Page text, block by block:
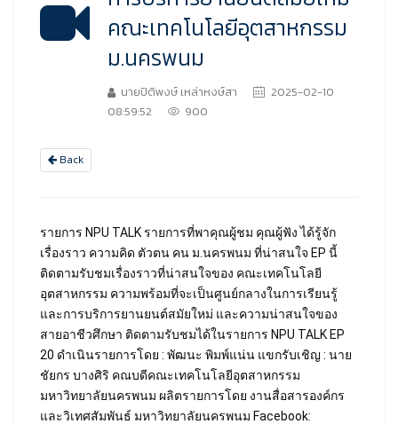
คณะเทคโนโลยีอุตสาหกรรม
ม.นครพนม
นายปิติพงษ์ เหล่าหงษ์สา
2025-02-10
08:59:52
900
Back
รายการ NPU TALK รายการที่พาคุณผู้ชม คุณผู้ฟัง ได้รู้จัก
เรื่องราว ความคิด ตัวตน คน ม.นครพนม ที่น่าสนใจ EP นี้
ติดตามรับชมเรื่องราวที่น่าสนใจของ คณะเทคโนโลยี
อุตสาหกรรม ความพร้อมที่จะเป็นศูนย์กลางในการเรียนรู้
และการบริการยานยนต์สมัยใหม่ และความน่าสนใจของ
สายอาชีวศึกษา ติดตามรับชมได้ในรายการ NPU TALK EP
20 ดำเนินรายการโดย : พัฒนะ พิมพ์แน่น แขกรับเชิญ : นาย
ชัยกร บางศิริ คณบดีคณะเทคโนโลยีอุตสาหกรรม
มหาวิทยาลัยนครพนม ผลิตรายการโดย งานสื่อสารองค์กร
และวิเทศสัมพันธ์ มหาวิทยาลัยนครพนม Facebook: